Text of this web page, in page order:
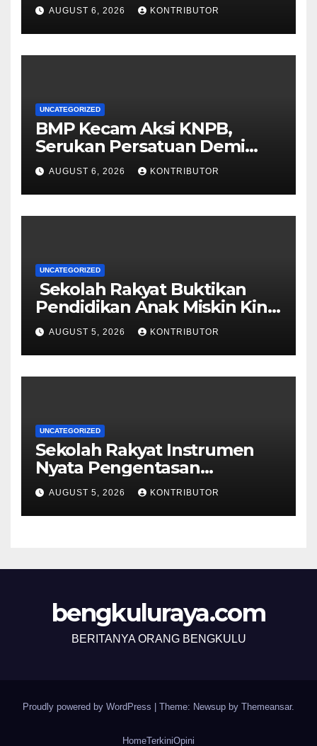
Pembangunan Papua
AUGUST 6, 2026 KONTRIBUTOR
UNCATEGORIZED
BMP Kecam Aksi KNPB,
Serukan Persatuan Demi
Papua yang Kondusif
AUGUST 6, 2026 KONTRIBUTOR
UNCATEGORIZED
Sekolah Rakyat Buktikan
Pendidikan Anak Miskin Kini
Menjadi Prioritas Negara
AUGUST 5, 2026 KONTRIBUTOR
UNCATEGORIZED
Sekolah Rakyat Instrumen
Nyata Pengentasan
Kemiskinan Antargenerasi
AUGUST 5, 2026 KONTRIBUTOR
bengkuluraya.com
BERITANYA ORANG BENGKULU
Proudly powered by WordPress | Theme: Newsup by Themeansar.
HomeTerkiniOpini